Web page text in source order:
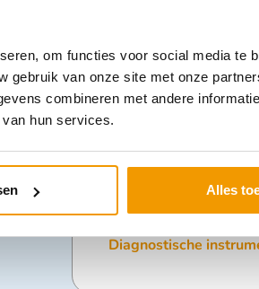
om functies voor social media te
gebruik van onze site met onze
combineren met andere
hun services.
Alles
–
ondersteuning, om
meetsysteem en het
voor kalibratie en
metingen te
– Gewicht:
verrijdbaar model,
– Goedgekeurd door de
Categorieën:
Diagnostische